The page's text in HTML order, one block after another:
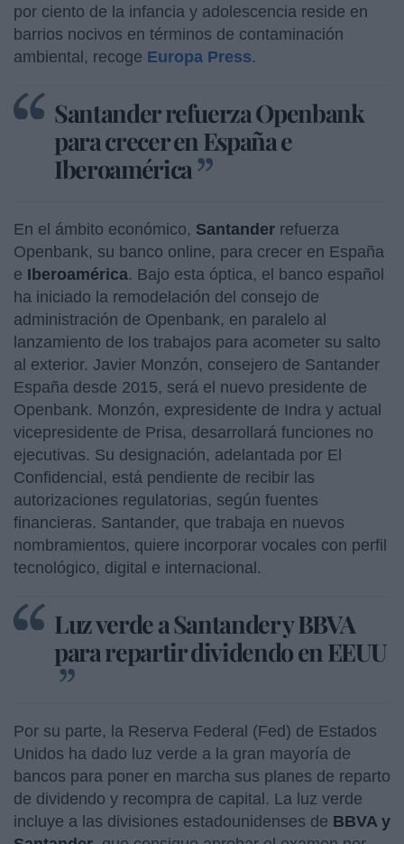
por ciento de la infancia y adolescencia reside en
barrios nocivos en términos de contaminación
ambiental, recoge Europa Press.
Santander refuerza Openbank
para crecer en España e
Iberoamérica
En el ámbito económico, Santander refuerza
Openbank, su banco online, para crecer en España
e Iberoamérica. Bajo esta óptica, el banco español
ha iniciado la remodelación del consejo de
administración de Openbank, en paralelo al
lanzamiento de los trabajos para acometer su salto
al exterior. Javier Monzón, consejero de Santander
España desde 2015, será el nuevo presidente de
Openbank. Monzón, expresidente de Indra y actual
vicepresidente de Prisa, desarrollará funciones no
ejecutivas. Su designación, adelantada por El
Confidencial, está pendiente de recibir las
autorizaciones regulatorias, según fuentes
financieras. Santander, que trabaja en nuevos
nombramientos, quiere incorporar vocales con perfil
tecnológico, digital e internacional.
Luz verde a Santander y BBVA
para repartir dividendo en EEUU
Por su parte, la Reserva Federal (Fed) de Estados
Unidos ha dado luz verde a la gran mayoría de
bancos para poner en marcha sus planes de reparto
de dividendo y recompra de capital. La luz verde
incluye a las divisiones estadounidenses de BBVA y